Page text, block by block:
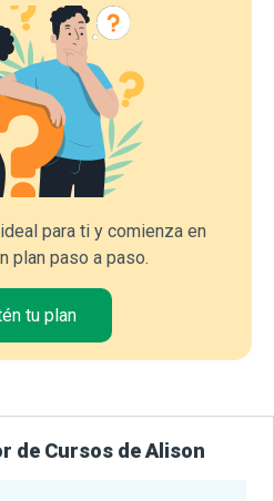
para ti y comienza en
plan paso a paso.
tu plan
de Cursos de Alison